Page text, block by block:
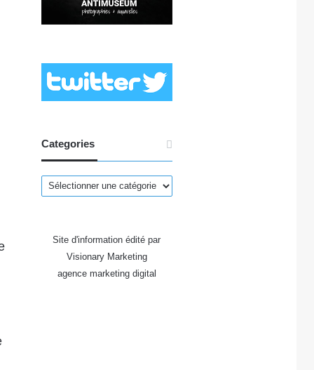
Categories
Categories
Site d'information édité par
Visionary Marketing
agence marketing digital